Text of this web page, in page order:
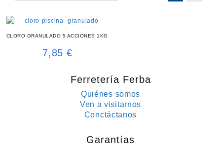
CLORO GRANULADO 5 ACCIONES 1KG
7,85 €
Ferretería Ferba
Quiénes somos
Ven a visitarnos
Conctáctanos
Garantías